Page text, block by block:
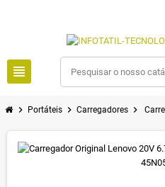
view_headline
chevron_right Portáteis chevron_right Carregadores chevron_right